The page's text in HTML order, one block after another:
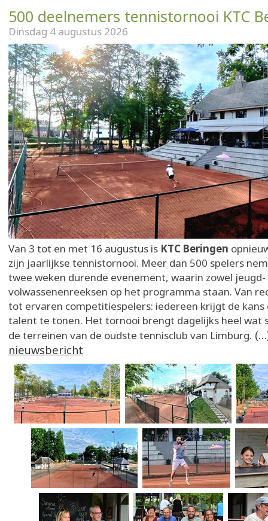
500 deelnemers tennistornooi KTC
Dinsdag 4 augustus 2026
Van 3 tot en met 16 augustus is KTC Beringen
zijn jaarlijkse tennistornooi. Meer dan 500 spelers
twee weken durende evenement, waarin zowel jeugd-
volwassenenreeksen op het programma staan. Van
tot ervaren competitiespelers: iedereen krijgt de kans
talent te tonen. Het tornooi brengt dagelijks heel wat
de terreinen van de oudste tennisclub van Limburg.
nieuwsbericht